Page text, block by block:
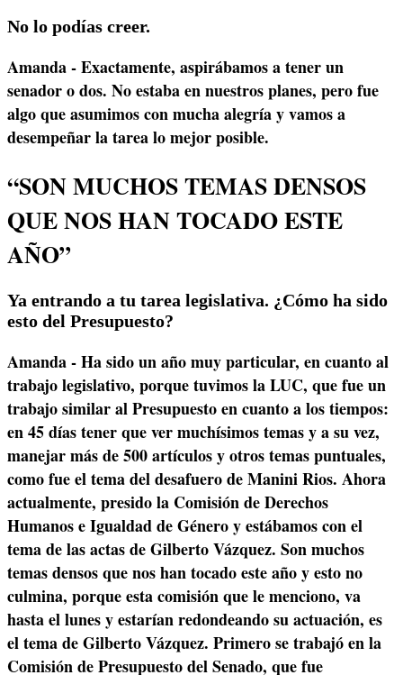
No lo podías creer.
Amanda - Exactamente, aspirábamos a tener un
senador o dos. No estaba en nuestros planes, pero fue
algo que asumimos con mucha alegría y vamos a
desempeñar la tarea lo mejor posible.
“SON MUCHOS TEMAS DENSOS
QUE NOS HAN TOCADO ESTE
AÑO”
Ya entrando a tu tarea legislativa. ¿Cómo ha sido
esto del Presupuesto?
Amanda - Ha sido un año muy particular, en cuanto al
trabajo legislativo, porque tuvimos la LUC, que fue un
trabajo similar al Presupuesto en cuanto a los tiempos:
en 45 días tener que ver muchísimos temas y a su vez,
manejar más de 500 artículos y otros temas puntuales,
como fue el tema del desafuero de Manini Rios. Ahora
actualmente, presido la Comisión de Derechos
Humanos e Igualdad de Género y estábamos con el
tema de las actas de Gilberto Vázquez. Son muchos
temas densos que nos han tocado este año y esto no
culmina, porque esta comisión que le menciono, va
hasta el lunes y estarían redondeando su actuación, es
el tema de Gilberto Vázquez. Primero se trabajó en la
Comisión de Presupuesto del Senado, que fue